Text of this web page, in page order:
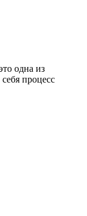
одна из
процесс